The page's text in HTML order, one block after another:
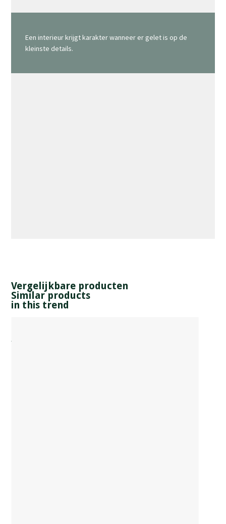
Een interieur krijgt karakter wanneer er gelet is op de
kleinste details.
Vergelijkbare producten
Similar products
in this trend